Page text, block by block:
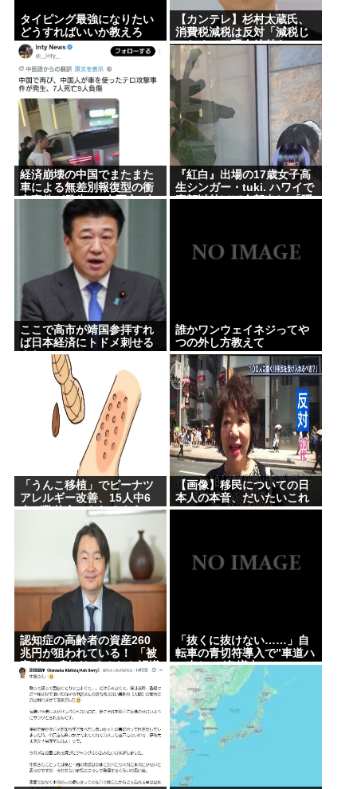
認知症の高齢者の資産260兆円が狙われている！ 「被
害者の8割がだまされた認識なし」
【命題】ZZガンダムをリメイクで大ヒットさせた
い。じゃあ、何の要素を足せばいい？
【緊急】少子化の原因、判明するwww
誰でもできる仕事してるやつって死にたくならん
の？
なして君ら「テスラ」買わないの？モデル3なら300
万程度で買える.コスパ最強車がここにあるのに
Powered by livedoor 相互RSS
タイピング最強になりたい
どうすればいいか教えろ
【カンテレ】杉村太蔵氏、
消費税減税は反対「減税じ
ゃなくて、現金給付を」
経済崩壊の中国でまたまた
車による無差別報復型の衝
突事件が発生、7人死亡9人
『紅白』出場の17歳女子高
生シンガー・tuki. ハワイで
素顔以外ほぼ全部出し 「隠
ここで高市が靖国参拝すれ
ば日本経済にトドメ刺せる
誰かワンウェイネジってや
つの外し方教えて
「うんこ移植」でピーナツ
アレルギー改善、15人中6
人が数粒食べられるように
【画像】移民についての日
本人の本音、だいたいこれ
www
認知症の高齢者の資産260
兆円が狙われている！ 「被
害者の8割がだまされた認識
なし」
「抜くに抜けない……」自
転車の青切符導入で”車道ハ
ミ出し”が急増中